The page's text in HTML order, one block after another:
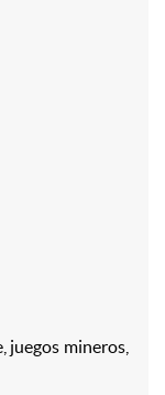
juegos mineros,